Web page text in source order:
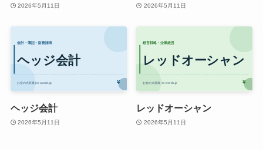
2026年5月11日 2026年5月11日
ヘッジ会計
2026年5月11日
レッドオーシャン
2026年5月11日